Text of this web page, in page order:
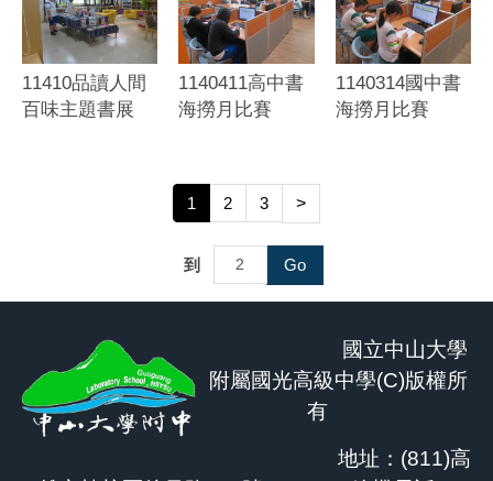
11410品讀人間
百味主題書展
1140411高中書
海撈月比賽
1140314國中書
海撈月比賽
1 2 3 >
到 Go
國立中山大學
附屬國光高級中學(C)版權所
有
地址：(811)高